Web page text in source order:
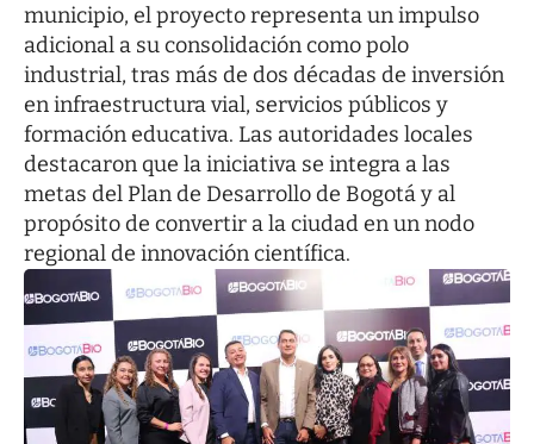
municipio, el proyecto representa un impulso
adicional a su consolidación como polo
industrial, tras más de dos décadas de inversión
en infraestructura vial, servicios públicos y
formación educativa. Las autoridades locales
destacaron que la iniciativa se integra a las
metas del Plan de Desarrollo de Bogotá y al
propósito de convertir a la ciudad en un nodo
regional de innovación científica.